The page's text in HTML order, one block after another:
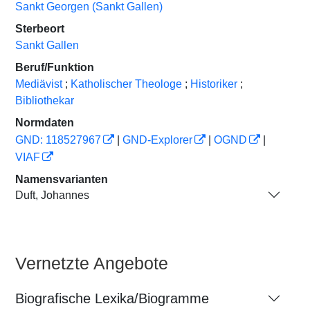
Sankt Georgen (Sankt Gallen)
Sterbeort
Sankt Gallen
Beruf/Funktion
Mediävist ; Katholischer Theologe ; Historiker ;
Bibliothekar
Normdaten
GND: 118527967
GND-Explorer OGND
VIAF
Namensvarianten
Duft, Johannes
Vernetzte Angebote
Biografische Lexika/Biogramme